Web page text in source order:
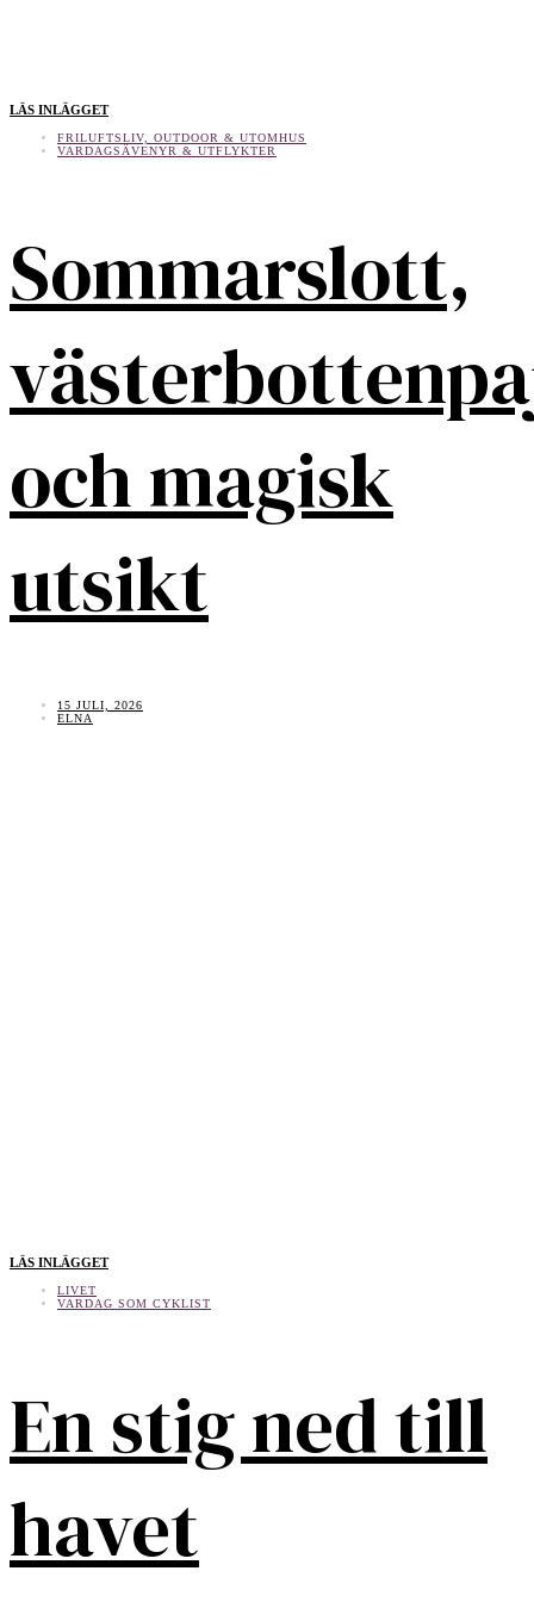
LÄS INLÄGGET
FRILUFTSLIV, OUTDOOR & UTOMHUS
VARDAGSÄVENYR & UTFLYKTER
Sommarslott,
och magisk
utsikt
15 JULI, 2026
ELNA
LÄS INLÄGGET
LIVET
VARDAG SOM CYKLIST
En stig ned till
havet